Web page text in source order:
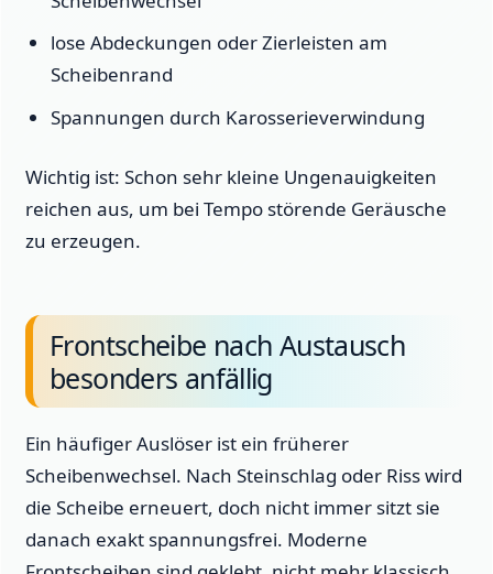
lose Abdeckungen oder Zierleisten am
Scheibenrand
Spannungen durch Karosserieverwindung
Wichtig ist: Schon sehr kleine Ungenauigkeiten
reichen aus, um bei Tempo störende Geräusche
zu erzeugen.
Frontscheibe nach Austausch
besonders anfällig
Ein häufiger Auslöser ist ein früherer
Scheibenwechsel. Nach Steinschlag oder Riss wird
die Scheibe erneuert, doch nicht immer sitzt sie
danach exakt spannungsfrei. Moderne